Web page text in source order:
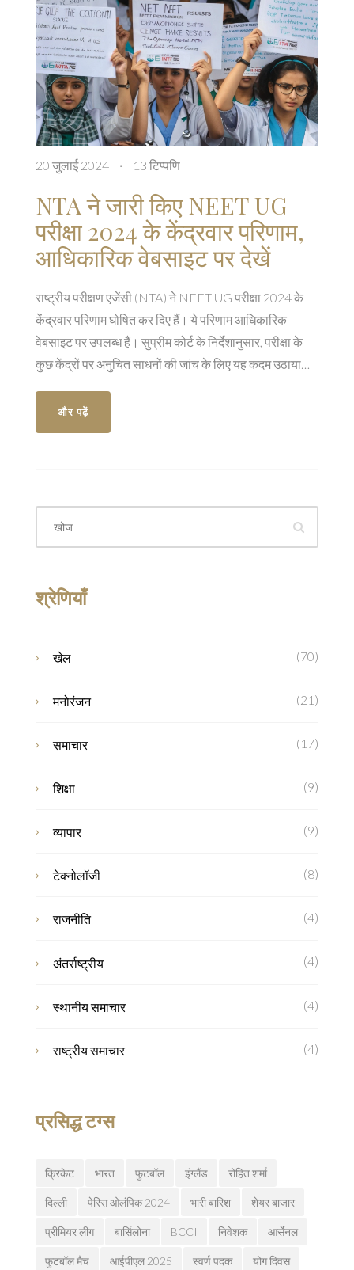
20 जुलाई 2024 · 13 टिप्पणि
NTA ने जारी किए NEET UG
परीक्षा 2024 के केंद्रवार परिणाम,
आधिकारिक वेबसाइट पर देखें
राष्ट्रीय परीक्षण एजेंसी (NTA) ने NEET UG परीक्षा 2024 के
केंद्रवार परिणाम घोषित कर दिए हैं। ये परिणाम आधिकारिक
वेबसाइट पर उपलब्ध हैं। सुप्रीम कोर्ट के निर्देशानुसार, परीक्षा के
कुछ केंद्रों पर अनुचित साधनों की जांच के लिए यह कदम उठाया
और पढ़ें
श्रेणियाँ
खेल (70)
मनोरंजन (21)
समाचार (17)
शिक्षा (9)
व्यापार (9)
टेक्नोलॉजी (8)
राजनीति (4)
अंतर्राष्ट्रीय (4)
स्थानीय समाचार (4)
राष्ट्रीय समाचार (4)
प्रसिद्ध टग्स
क्रिकेट भारत फुटबॉल इंग्लैंड रोहित शर्मा
दिल्ली पेरिस ओलंपिक 2024 भारी बारिश शेयर बाजार
प्रीमियर लीग बार्सिलोना BCCI निवेशक आर्सेनल
फुटबॉल मैच आईपीएल 2025 स्वर्ण पदक योग दिवस